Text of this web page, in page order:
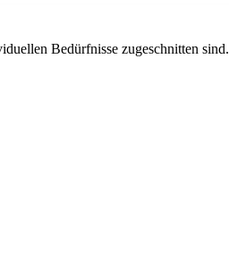
Bedürfnisse zugeschnitten sind.